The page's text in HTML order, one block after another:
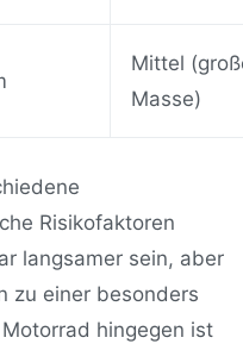
Mittel
Masse)
Risikofaktoren
langsamer sein, aber
zu einer besonders
hingegen ist